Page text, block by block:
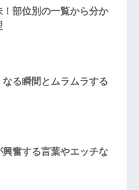
部位別の一覧から分か
る瞬間とムラムラする
奮する言葉やエッチな